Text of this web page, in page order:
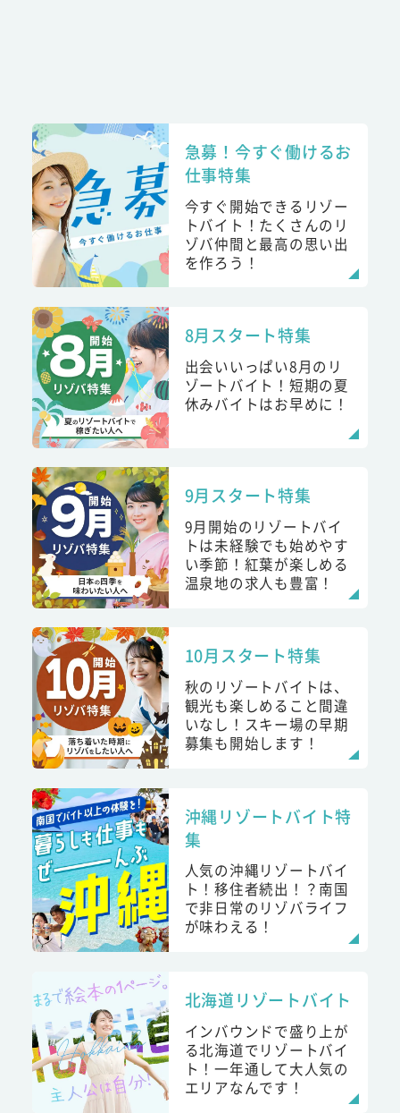
急募！今すぐ働けるお
仕事特集
今すぐ開始できるリゾー
トバイト！たくさんのリ
ゾバ仲間と最高の思い出
を作ろう！
8月スタート特集
出会いいっぱい8月のリ
ゾートバイト！短期の夏
休みバイトはお早めに！
9月スタート特集
9月開始のリゾートバイ
トは未経験でも始めやす
い季節！紅葉が楽しめる
温泉地の求人も豊富！
10月スタート特集
秋のリゾートバイトは、
観光も楽しめること間違
いなし！スキー場の早期
募集も開始します！
沖縄リゾートバイト特
集
人気の沖縄リゾートバイ
ト！移住者続出！？南国
で非日常のリゾバライフ
が味わえる！
北海道リゾートバイト
インバウンドで盛り上が
る北海道でリゾートバイ
ト！一年通して大人気の
エリアなんです！